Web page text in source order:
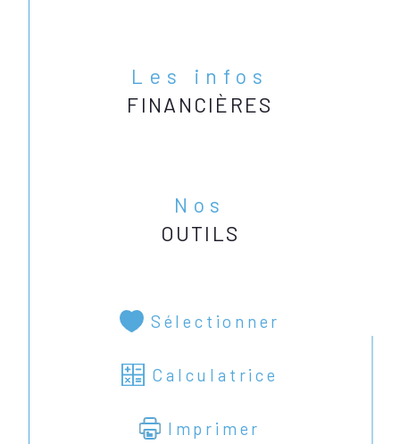
Les infos
FINANCIÈRES
Nos
OUTILS
Sélectionner
Calculatrice
Imprimer